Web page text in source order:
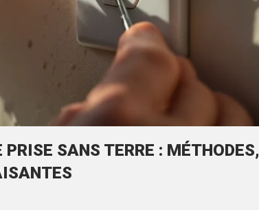
SANS TERRE : MÉTHODES,